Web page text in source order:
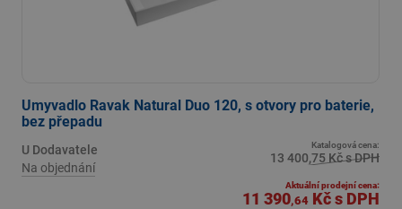
Umyvadlo Ravak Natural Duo 120, s otvory pro baterie,
bez přepadu
U Dodavatele
Na objednání
Katalogová cena:
13 400,75 Kč s DPH
Aktuální prodejní cena:
11 390,64 Kčs DPH